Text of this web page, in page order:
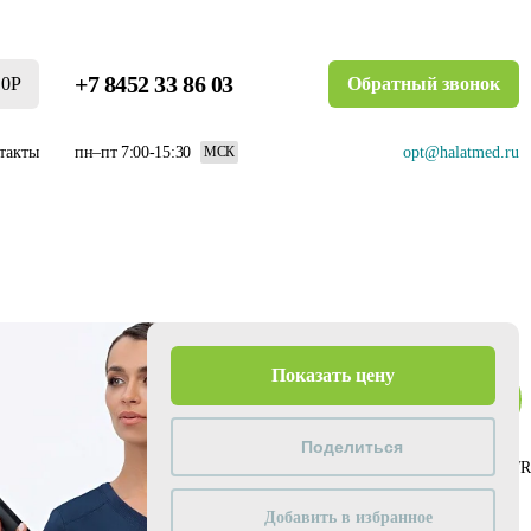
0Р +7 8452 33 86 03 Обратный звонок
пн–пт 7:00-15:30 МСК opt@halatmed.ru
/Морской+/
Показать цену
Добавить в избранное